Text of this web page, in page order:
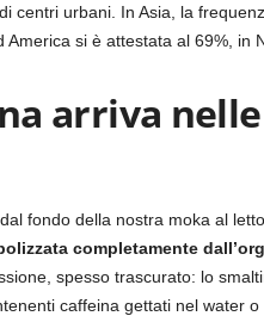
centri urbani. In Asia, la
si è attestata al 69%, in
arriva
fondo della nostra moka al
completamente
spesso trascurato: lo
caffeina gettati nel water